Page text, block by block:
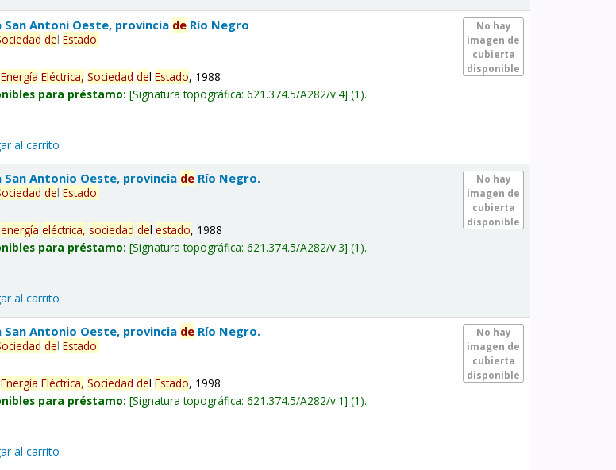
No hay
imagen de
cubierta
disponible
Antoni Oeste, provincia de Río Negro
delEstado.
Energía Eléctrica, Sociedad delEstado, 1988
para préstamo: Signatura topográfica:621.374.5/A282/v.4 (1).
al carrito
No hay
imagen de
cubierta
disponible
Antonio Oeste, provincia de Río Negro.
delEstado.
energía eléctrica, sociedad delestado, 1988
para préstamo: Signatura topográfica:621.374.5/A282/v.3 (1).
al carrito
No hay
imagen de
cubierta
disponible
Antonio Oeste, provincia de Río Negro.
delEstado.
Energía Eléctrica, Sociedad delEstado, 1998
para préstamo: Signatura topográfica:621.374.5/A282/v.1 (1).
al carrito